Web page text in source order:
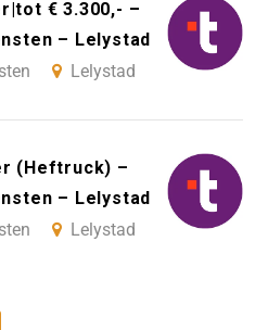
€ 3.300,- –
– Lelystad
Lelystad
(Heftruck) –
– Lelystad
Lelystad